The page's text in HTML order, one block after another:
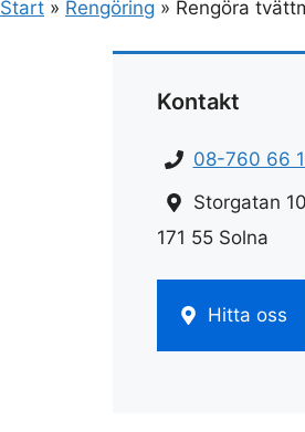
Start » Rengöring » Rengöra
Kontakt
08-760 66
Storgatan
171 55 Solna
Hitta oss